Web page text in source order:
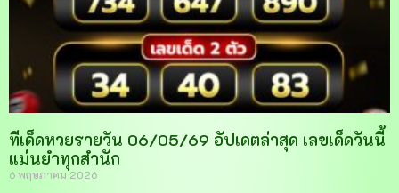
ทีเด็ดหวยรายวัน 06/05/69 อัปเดตล่าสุด เลขเด็ดวันนี้
แม่นยำทุกสำนัก
6 พฤษภาคม 2026